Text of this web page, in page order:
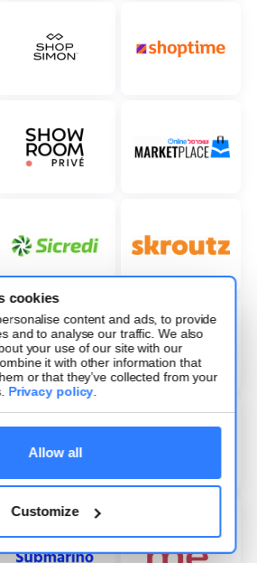
cookies
content and ads, to provide
and to analyse our traffic. We also
your use of our site with our
it with other information that
or that they’ve collected from your
Privacy policy.
Allow all
Customize